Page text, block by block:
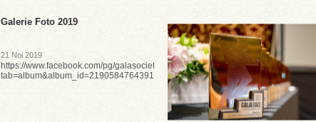
Galerie Foto 2019
21 Noi 2019
https://www.facebook.com/pg/galasocietatiicivile/photos/?
tab=album&album_id=2190584764391755